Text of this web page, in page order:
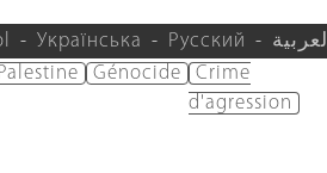
Українська Русский العربية
Palestine Génocide
Crime
d'agression